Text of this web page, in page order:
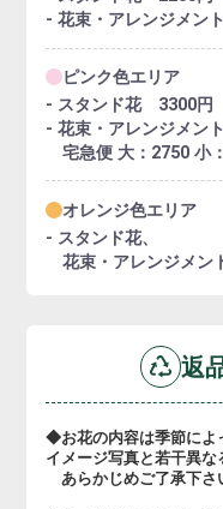
- 花束・アレンジメン
ピンク色エリア
- スタンド花 3300円
- 花束・アレンジメント
宅急便 大：2750 小
オレンジ色エリア
- スタンド花、
花束・アレンジメン
返
◆お花の内容は季節によ
イメージ写真と若干異な
あらかじめご了承下さ